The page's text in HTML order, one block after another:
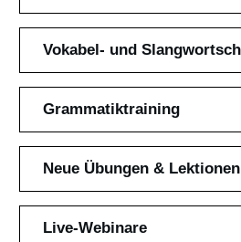
Vokabel- und
Grammatiktraining
Neue Übungen & Lektionen
Live-Webinare